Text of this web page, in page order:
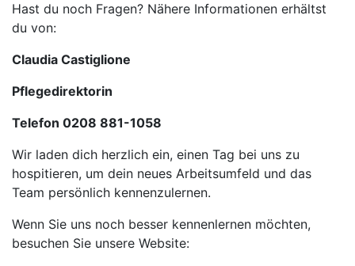
Hast du noch Fragen? Nähere Informationen erhältst
du von:
Claudia Castiglione
Pflegedirektorin
Telefon 0208 881-1058
Wir laden dich herzlich ein, einen Tag bei uns zu
hospitieren, um dein neues Arbeitsumfeld und das
Team persönlich kennenzulernen.
Wenn Sie uns noch besser kennenlernen möchten,
besuchen Sie unsere Website: